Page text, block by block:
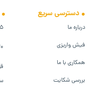
دسترسی سریع
درباره ما
فیش واریزی
همکاری با ما
بررسی شکایت